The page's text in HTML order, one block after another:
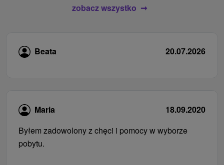
zobacz wszystko
Beata 20.07.2026
Maria
18.09.2020
Byłem zadowolony z chęci i pomocy w wyborze
pobytu.